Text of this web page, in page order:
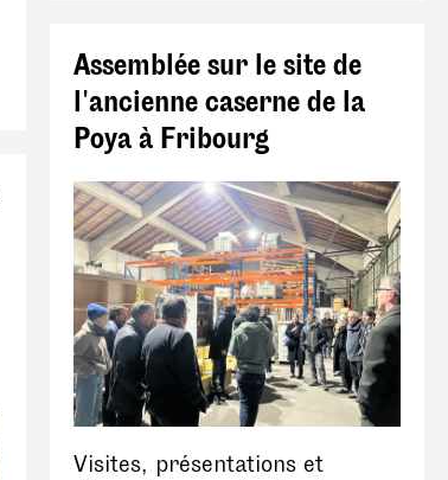
Assemblée sur le site de
l'ancienne caserne de la
Poya à Fribourg
Visites, présentations et